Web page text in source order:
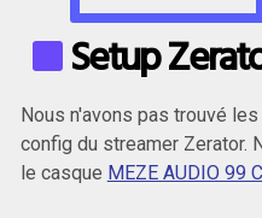
Setup
Nous n'avons pas trouvé
config du streamer Zerator.
le casque MEZE AUDIO 99